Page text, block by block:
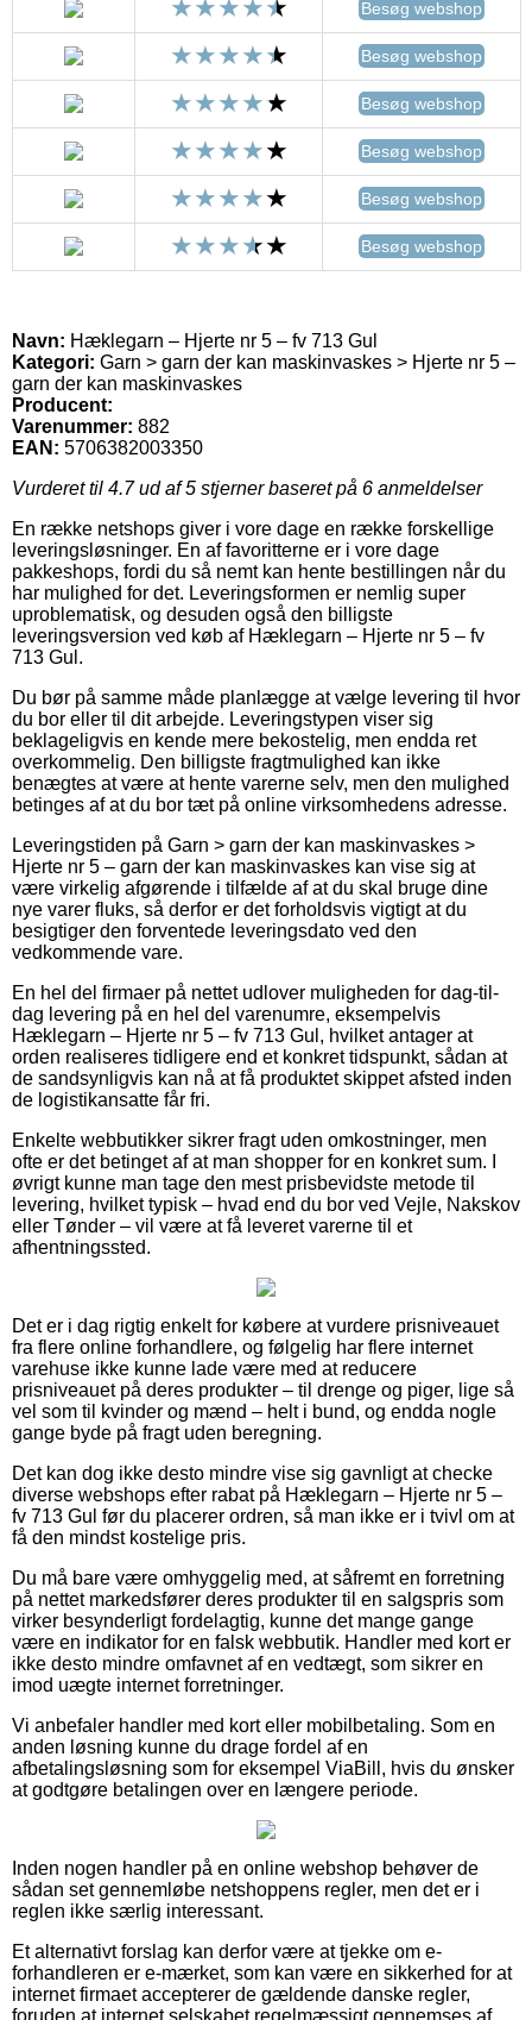
Besøg webshop
Besøg webshop
Besøg webshop
Besøg webshop
Besøg webshop
Besøg webshop
Navn: Hæklegarn – Hjerte nr 5 – fv 713 Gul
Kategori: Garn > garn der kan maskinvaskes > Hjerte nr 5 –
garn der kan maskinvaskes
Producent:
Varenummer: 882
EAN: 5706382003350
Vurderet til 4.7ud af 5 stjerner baseret på 6 anmeldelser
En række netshops giver i vore dage en række forskellige
leveringsløsninger. En af favoritterne er i vore dage
pakkeshops, fordi du så nemt kan hente bestillingen når du
har mulighed for det. Leveringsformen er nemlig super
uproblematisk, og desuden også den billigste
leveringsversion ved køb af Hæklegarn – Hjerte nr 5 – fv
713 Gul.
Du bør på samme måde planlægge at vælge levering til hvor
du bor eller til dit arbejde. Leveringstypen viser sig
beklageligvis en kende mere bekostelig, men endda ret
overkommelig. Den billigste fragtmulighed kan ikke
benægtes at være at hente varerne selv, men den mulighed
betinges af at du bor tæt på online virksomhedens adresse.
Leveringstiden på Garn > garn der kan maskinvaskes >
Hjerte nr 5 – garn der kan maskinvaskes kan vise sig at
være virkelig afgørende i tilfælde af at du skal bruge dine
nye varer fluks, så derfor er det forholdsvis vigtigt at du
besigtiger den forventede leveringsdato ved den
vedkommende vare.
En hel del firmaer på nettet udlover muligheden for dag-til-
dag levering på en hel del varenumre, eksempelvis
Hæklegarn – Hjerte nr 5 – fv 713 Gul, hvilket antager at
orden realiseres tidligere end et konkret tidspunkt, sådan at
de sandsynligvis kan nå at få produktet skippet afsted inden
de logistikansatte får fri.
Enkelte webbutikker sikrer fragt uden omkostninger, men
ofte er det betinget af at man shopper for en konkret sum. I
øvrigt kunne man tage den mest prisbevidste metode til
levering, hvilket typisk – hvad end du bor ved Vejle, Nakskov
eller Tønder – vil være at få leveret varerne til et
afhentningssted.
Det er i dag rigtig enkelt for købere at vurdere prisniveauet
fra flere online forhandlere, og følgelig har flere internet
varehuse ikke kunne lade være med at reducere
prisniveauet på deres produkter – til drenge og piger, lige så
vel som til kvinder og mænd – helt i bund, og endda nogle
gange byde på fragt uden beregning.
Det kan dog ikke desto mindre vise sig gavnligt at checke
diverse webshops efter rabat på Hæklegarn – Hjerte nr 5 –
fv 713 Gul før du placerer ordren, så man ikke er i tvivl om at
få den mindst kostelige pris.
Du må bare være omhyggelig med, at såfremt en forretning
på nettet markedsfører deres produkter til en salgspris som
virker besynderligt fordelagtig, kunne det mange gange
være en indikator for en falsk webbutik. Handler med kort er
ikke desto mindre omfavnet af en vedtægt, som sikrer en
imod uægte internet forretninger.
Vi anbefaler handler med kort eller mobilbetaling. Som en
anden løsning kunne du drage fordel af en
afbetalingsløsning som for eksempel ViaBill, hvis du ønsker
at godtgøre betalingen over en længere periode.
Inden nogen handler på en online webshop behøver de
sådan set gennemløbe netshoppens regler, men det er i
reglen ikke særlig interessant.
Et alternativt forslag kan derfor være at tjekke om e-
forhandleren er e-mærket, som kan være en sikkerhed for at
internet firmaet accepterer de gældende danske regler,
foruden at internet selskabet regelmæssigt gennemses af